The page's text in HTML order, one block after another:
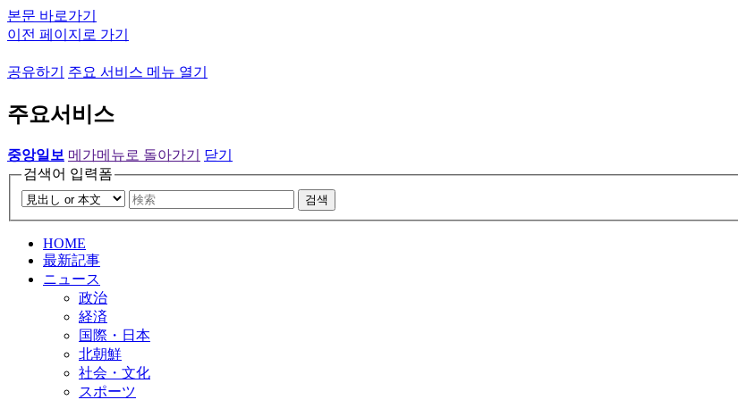
본문 바로가기
이전 페이지로 가기
공유하기 주요 서비스 메뉴 열기
주요서비스
중앙일보 메가메뉴로 돌아가기
닫기
검색어 입력폼
검색
HOME
最新記事
ニュース
政治
経済
国際・日本
北朝鮮
社会・文化
スポーツ